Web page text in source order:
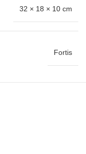
32 × 18 × 10 cm
Fortis